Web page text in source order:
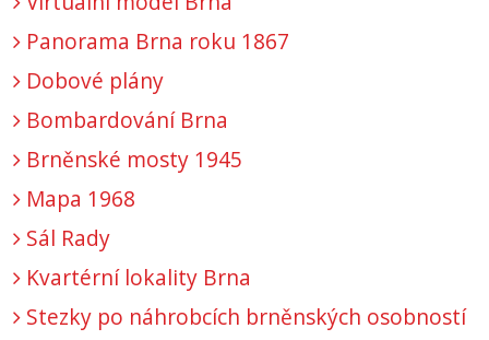
Panorama Brna roku 1867
Dobové plány
Bombardování Brna
Brněnské mosty 1945
Mapa 1968
Sál Rady
Kvartérní lokality Brna
Stezky po náhrobcích brněnských osobností